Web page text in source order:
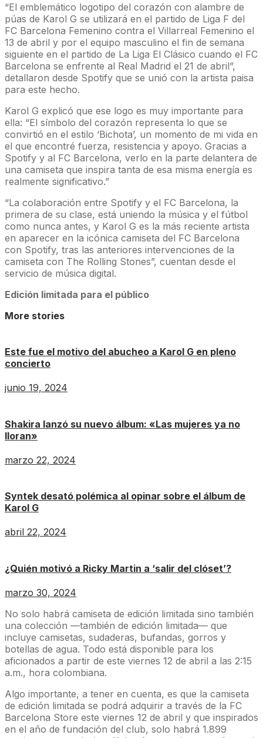
“El emblemático logotipo del corazón con alambre de
púas de Karol G se utilizará en el partido de Liga F del
FC Barcelona Femenino contra el Villarreal Femenino el
13 de abril y por el equipo masculino el fin de semana
siguiente en el partido de La Liga El Clásico cuando el FC
Barcelona se enfrente al Real Madrid el 21 de abril”,
detallaron desde Spotify que se unió con la artista paisa
para este hecho.
Karol G explicó que ese logo es muy importante para
ella: “El símbolo del corazón representa lo que se
convirtió en el estilo ‘Bichota’, un momento de mi vida en
el que encontré fuerza, resistencia y apoyo. Gracias a
Spotify y al FC Barcelona, verlo en la parte delantera de
una camiseta que inspira tanta de esa misma energía es
realmente significativo.”
“La colaboración entre Spotify y el FC Barcelona, la
primera de su clase, está uniendo la música y el fútbol
como nunca antes, y Karol G es la más reciente artista
en aparecer en la icónica camiseta del FC Barcelona
con Spotify, tras las anteriores intervenciones de la
camiseta con The Rolling Stones”, cuentan desde el
servicio de música digital.
Edición limitada para el público
More stories
Este fue el motivo del abucheo a Karol G en pleno
concierto
junio 19, 2024
Shakira lanzó su nuevo álbum: «Las mujeres ya no
lloran»
marzo 22, 2024
Syntek desató polémica al opinar sobre el álbum de
Karol G
abril 22, 2024
¿Quién motivó a Ricky Martin a ‘salir del clóset’?
marzo 30, 2024
No solo habrá camiseta de edición limitada sino también
una colección —también de edición limitada— que
incluye camisetas, sudaderas, bufandas, gorros y
botellas de agua. Todo está disponible para los
aficionados a partir de este viernes 12 de abril a las 2:15
a.m., hora colombiana.
Algo importante, a tener en cuenta, es que la camiseta
de edición limitada se podrá adquirir a través de la FC
Barcelona Store este viernes 12 de abril y que inspirados
en el año de fundación del club, solo habrá 1.899